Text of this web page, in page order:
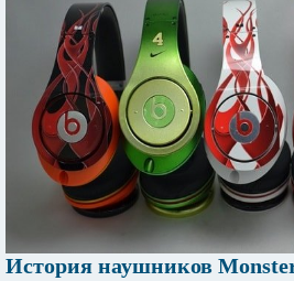
История наушников